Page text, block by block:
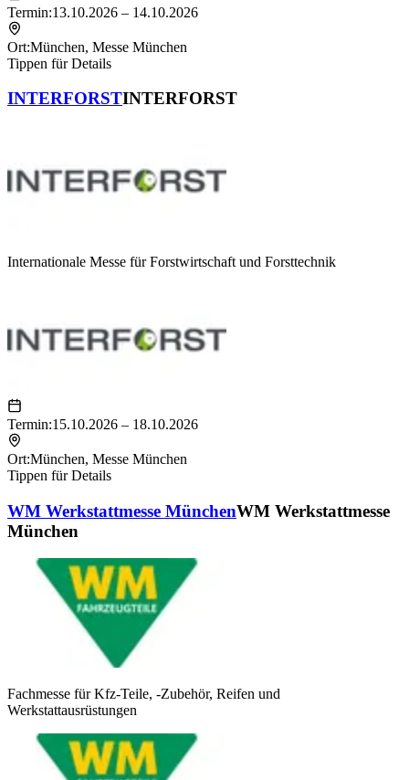
Termin:13.10.2026 – 14.10.2026
Ort:München, Messe München
Tippen für Details
INTERFORSTINTERFORST
Internationale Messe für Forstwirtschaft und Forsttechnik
Termin:15.10.2026 – 18.10.2026
Ort:München, Messe München
Tippen für Details
WM Werkstattmesse MünchenWM Werkstattmesse
München
Fachmesse für Kfz-Teile, -Zubehör, Reifen und
Werkstattausrüstungen